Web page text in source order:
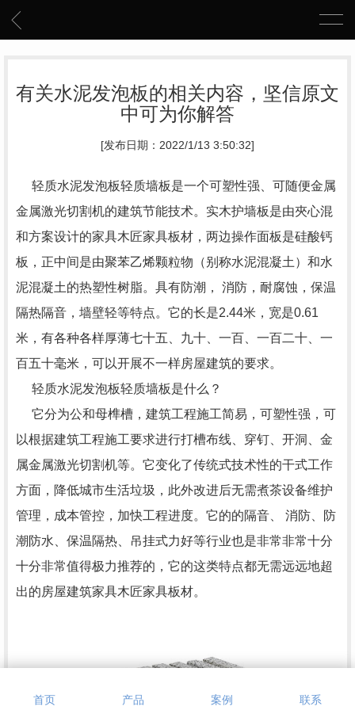
有关水泥发泡板的相关内容，坚信原文
中可为你解答
[发布日期：2022/1/13 3:50:32]
轻质水泥发泡板轻质墙板是一个可塑性强、可随便金属
金属激光切割机的建筑节能技术。实木护墙板是由夾心混
和方案设计的家具木匠家具板材，两边操作面板是硅酸钙
板，正中间是由聚苯乙烯颗粒物（别称水泥混凝土）和水
泥混凝土的热塑性树脂。具有防潮， 消防，耐腐蚀，保温
隔热隔音，墙壁轻等特点。它的长是2.44米，宽是0.61
米，有各种各样厚薄七十五、九十、一百、一百二十、一
百五十毫米，可以开展不一样房屋建筑的要求。
轻质水泥发泡板轻质墙板是什么？
它分为公和母榫槽，建筑工程施工简易，可塑性强，可
以根据建筑工程施工要求进行打槽布线、穿钉、开洞、金
属金属激光切割机等。它变化了传统式技术性的干式工作
方面，降低城市生活垃圾，此外改进后无需煮茶设备维护
管理，成本管控，加快工程进度。它的的隔音、 消防、防
潮防水、保温隔热、吊挂式力好等行业也是非常非常十分
十分非常值得极力推荐的，它的这类特点都无需远远地超
出的房屋建筑家具木匠家具板材。
首页 产品 案例 联系